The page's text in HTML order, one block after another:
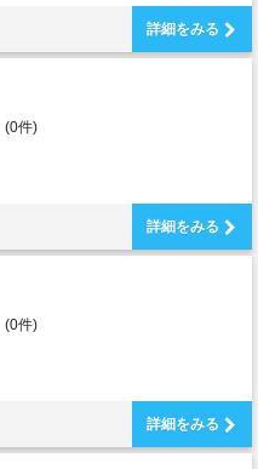
詳細をみる
(0件)
詳細をみる
(0件)
詳細をみる